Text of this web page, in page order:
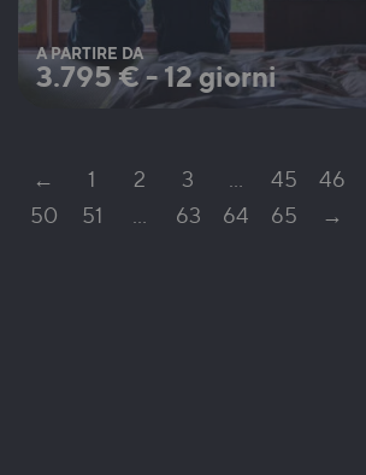
A PARTIRE DA
3.795€-12 giorni
← 1 2 3 45 46
50
51 63 64 65 →